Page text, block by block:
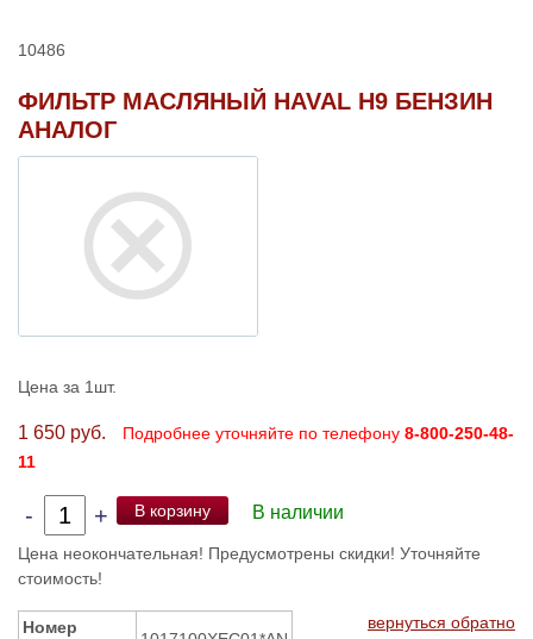
10486
ФИЛЬТР МАСЛЯНЫЙ HAVAL H9 БЕНЗИН
АНАЛОГ
Цена за 1шт.
1 650 руб. Подробнее уточняйте по телефону 8-800-250-48-
11
- + В корзину В наличии
Цена неокончательная! Предусмотрены скидки! Уточняйте
стоимость!
Номер
вернуться обратно